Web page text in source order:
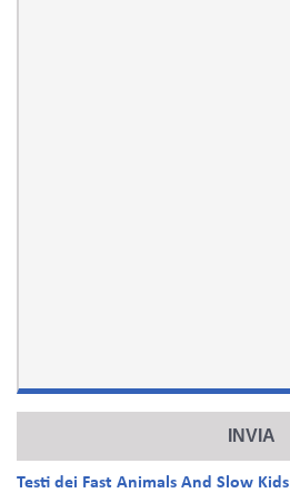
Testi dei Fast Animals And Slow Kids